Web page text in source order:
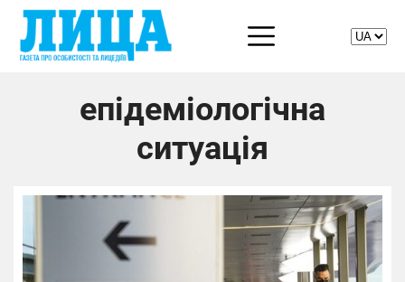
епідеміологічна
ситуація